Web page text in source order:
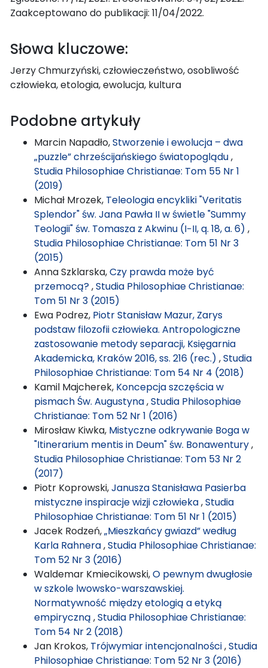
Zaakceptowano do publikacji: 11/04/2022.
Słowa kluczowe:
Jerzy Chmurzyński, człowieczeństwo, osobliwość
człowieka, etologia, ewolucja, kultura
Podobne artykuły
Marcin Napadło,Stworzenie i ewolucja – dwa
„puzzle” chrześcijańskiego światopoglądu,
Studia Philosophiae Christianae: Tom 55 Nr 1
(2019)
Michał Mrozek, Teleologia encykliki "Veritatis
Splendor" św. Jana Pawła II w świetle "Summy
Teologii" św. Tomasza z Akwinu (I−II, q. 18, a. 6) ,
Studia Philosophiae Christianae: Tom 51 Nr 3
(2015)
Anna Szklarska,Czy prawda może być
przemocą?,Studia Philosophiae Christianae:
Tom 51 Nr 3 (2015)
Ewa Podrez, Piotr Stanisław Mazur, Zarys
podstaw filozofii człowieka. Antropologiczne
zastosowanie metody separacji, Księgarnia
Akademicka, Kraków 2016, ss. 216 (rec.) ,Studia
Philosophiae Christianae: Tom 54 Nr 4 (2018)
Kamil Majcherek, Koncepcja szczęścia w
pismach Św. Augustyna,Studia Philosophiae
Christianae: Tom 52 Nr 1 (2016)
Mirosław Kiwka, Mistyczne odkrywanie Boga w
"Itinerarium mentis in Deum" św. Bonawentury,
Studia Philosophiae Christianae: Tom 53 Nr 2
(2017)
Piotr Koprowski,Janusza Stanisława Pasierba
mistyczne inspiracje wizji człowieka,Studia
Philosophiae Christianae: Tom 51 Nr 1 (2015)
Jacek Rodzeń,„Mieszkańcy gwiazd” według
Karla Rahnera,Studia Philosophiae Christianae:
Tom 52 Nr 3 (2016)
Waldemar Kmiecikowski,O pewnym dwugłosie
w szkole lwowsko-warszawskiej.
Normatywność między etologią a etyką
empiryczną ,Studia Philosophiae Christianae:
Tom 54 Nr 2 (2018)
Jan Krokos, Trójwymiar intencjonalności,Studia
Philosophiae Christianae: Tom 52 Nr 3 (2016)